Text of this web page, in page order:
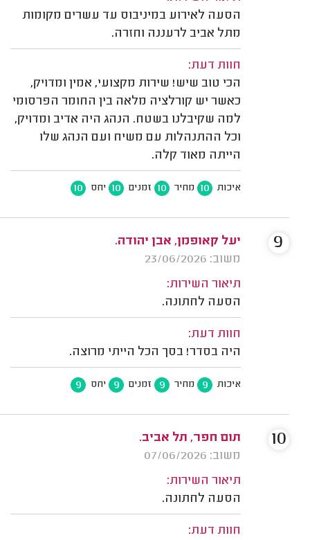
הסעה לאירוע במיניבוס עד עשרים מקומות
מתל אביב לרעננה וחזרה.
חוות דעת:
הכי טוב שיש! שירות מקצועי, אמין ומדויק,
כאשר יש קורלציה מלאה בין החומר הפרסומי
למה שקיבלנו בשטח. הנהג היה אדיב ומדויק,
וכל ההתנהלות עם משיח ועם הנהג שלו
הייתה מאוד קלה.
איכות 10 מחיר 10 זמנים 10 יחס 10
יעל קאופמן, אבן יהודה.
משוב: 23/06/2026
תיאור השירות:
הסעה לחתונה.
חוות דעת:
היה בסדר! בסך הכל הייתי מרוצה.
איכות 9 מחיר 9 זמנים 9 יחס 9
9
תום חפר, תל אביב.
משוב: 07/06/2026
תיאור השירות:
הסעה לחתונה.
חוות דעת:
10